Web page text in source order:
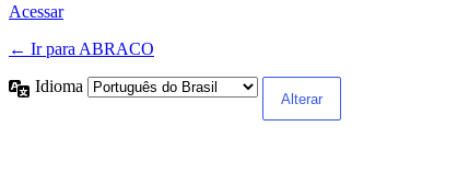
Acessar
← Ir para ABRACO
Idioma